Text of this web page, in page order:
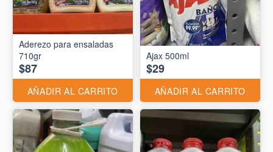
Aderezo para ensaladas
710gr
$87
AÑADIR AL CARRITO
Ajax 500ml
$29
AÑADIR AL CARRITO